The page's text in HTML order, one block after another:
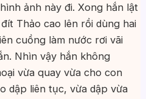
ảnh này đi. Xong hắn lật
Thảo cao lên rồi dùng hai
cuồng làm nước rơi vãi
Nhìn vậy hắn không
vừa quay vừa cho con
dập liên tục, vừa dập vừa